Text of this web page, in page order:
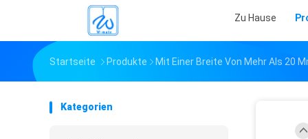
Zu Hause
Startseite Produkte Mit Einer Breite Von Mehr Als 20
Kategorien